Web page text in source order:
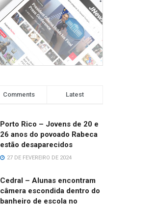
Comments Latest
Porto Rico – Jovens de 20 e
26 anos do povoado Rabeca
estão desaparecidos
27 DE FEVEREIRO DE 2024
Cedral – Alunas encontram
câmera escondida dentro do
banheiro de escola no